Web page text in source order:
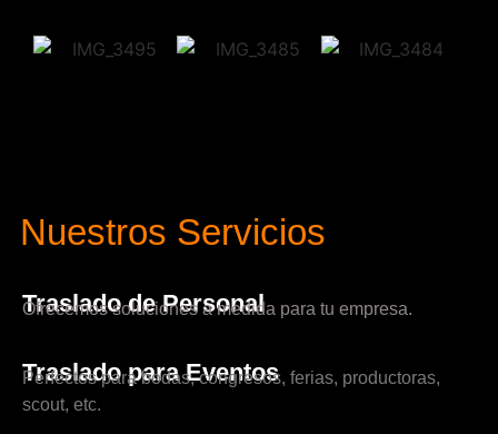
Nuestros Servicios
Traslado de Personal
Ofrecemos soluciones a medida para tu empresa.
Traslado para Eventos
Perfectos para bodas, congresos, ferias, productoras,
scout, etc.